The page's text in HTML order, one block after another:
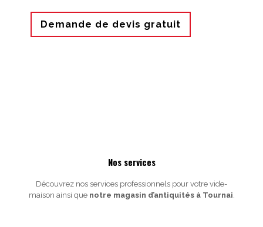
Demande de devis gratuit
Nos services
Découvrez nos services professionnels pour votre vide-
maison ainsi que notre magasin d’antiquités à Tournai